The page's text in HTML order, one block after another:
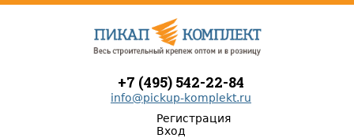
+7 (495) 542-22-84
info@pickup-komplekt.ru
Регистрация
Вход